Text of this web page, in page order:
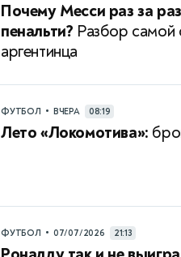
Почему Месси раз за
пенальти? Разбор самой
аргентинца
ФУТБОЛ • ВЧЕРА 08:19
Лето «Локомотива»:
ФУТБОЛ • 07/07/2026 21:13